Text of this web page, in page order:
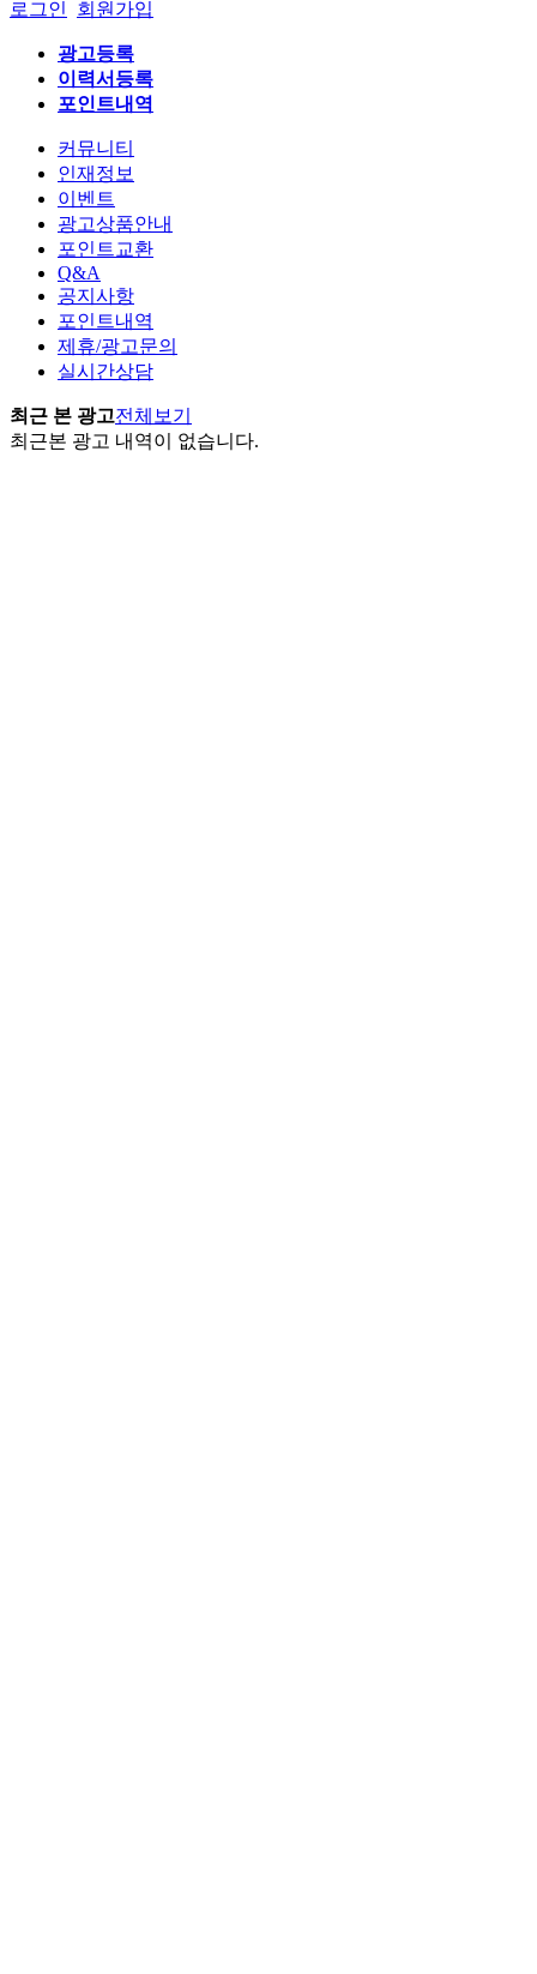
로그인
회원가입
광고등록
이력서등록
포인트내역
커뮤니티
인재정보
이벤트
광고상품안내
포인트교환
Q&A
공지사항
포인트내역
제휴/광고문의
실시간상담
최근 본 광고전체보기
최근본 광고 내역이 없습니다.